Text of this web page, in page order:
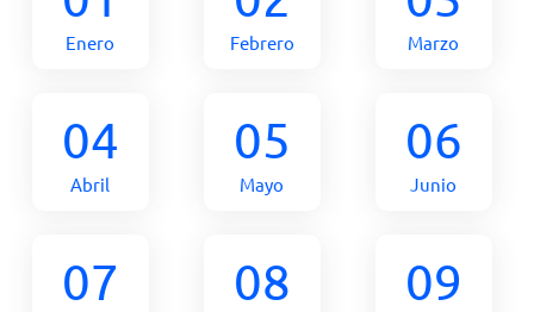
Enero Febrero Marzo
04
Abril
05
Mayo
06
Junio
07 08 09